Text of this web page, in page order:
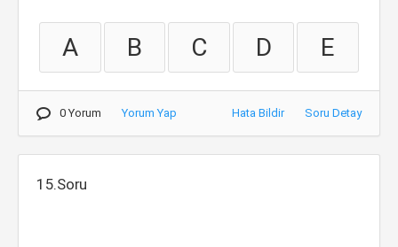
A B C D E
0 Yorum Yorum Yap Hata Bildir Soru Detay
15.Soru